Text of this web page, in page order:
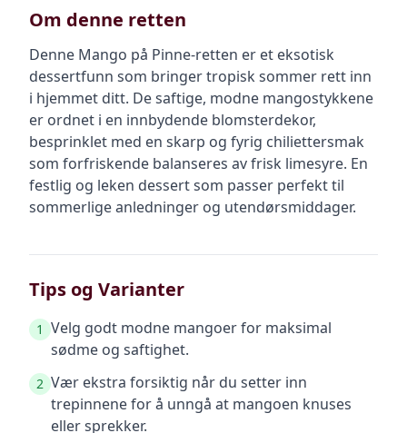
Om denne retten
Denne Mango på Pinne-retten er et eksotisk
dessertfunn som bringer tropisk sommer rett inn
i hjemmet ditt. De saftige, modne mangostykkene
er ordnet i en innbydende blomsterdekor,
besprinklet med en skarp og fyrig chiliettersmak
som forfriskende balanseres av frisk limesyre. En
festlig og leken dessert som passer perfekt til
sommerlige anledninger og utendørsmiddager.
Tips og Varianter
1 Velg godt modne mangoer for maksimal
sødme og saftighet.
2 Vær ekstra forsiktig når du setter inn
trepinnene for å unngå at mangoen knuses
eller sprekker.